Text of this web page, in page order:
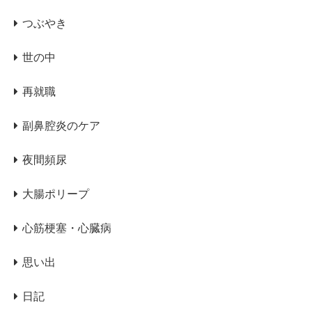
つぶやき
世の中
再就職
副鼻腔炎のケア
夜間頻尿
大腸ポリープ
心筋梗塞・心臓病
思い出
日記